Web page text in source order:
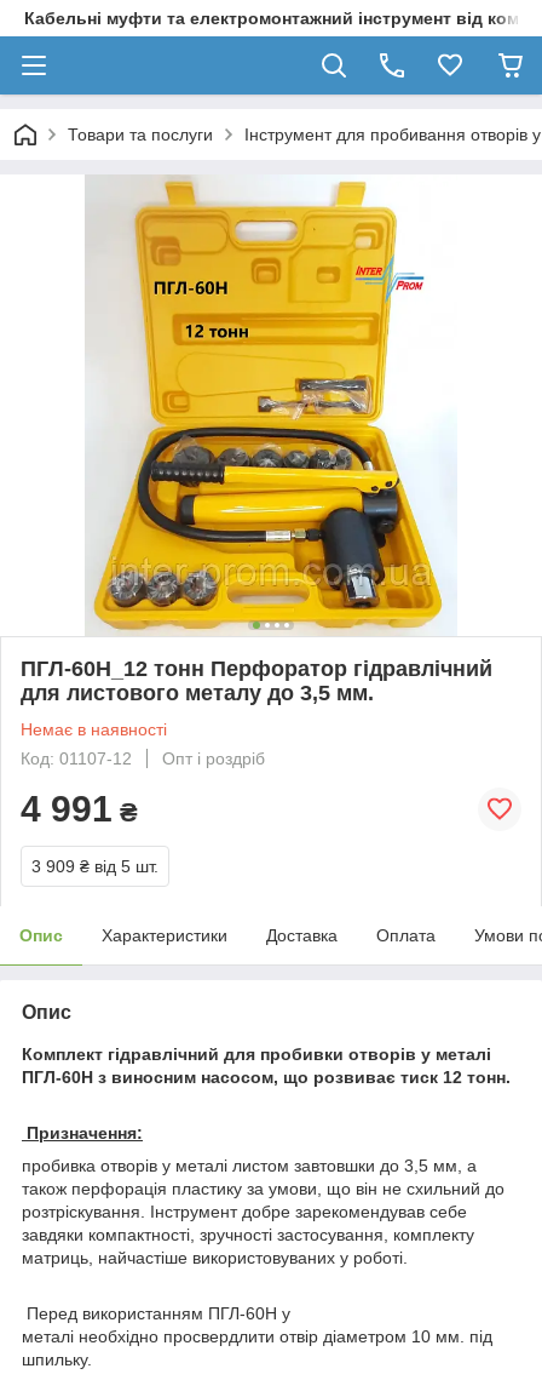
Кабельні муфти та електромонтажний інструмент від
Товари та послуги Інструмент для пробивання отворів
ПГЛ-60Н_12 тонн Перфоратор гідравлічний
для листового металу до 3,5 мм.
Немає в наявності
Код: 01107-12
Опт і роздріб
4 991 ₴
3 909 ₴ від 5 шт.
Опис Характеристики Доставка Оплата Умови
Опис
Комплект гідравлічний для пробивки отворів у металі
ПГЛ-60Н з виносним насосом, що розвиває тиск 12 тонн.
Призначення:
пробивка отворів у металі листом завтовшки до 3,5 мм, а
також перфорація пластику за умови, що він не схильний до
розтріскування. Інструмент добре зарекомендував себе
завдяки компактності, зручності застосування, комплекту
матриць, найчастіше використовуваних у роботі.
Перед використанням ПГЛ-60Н у
металі необхідно просвердлити отвір діаметром 10 мм. під
шпильку.